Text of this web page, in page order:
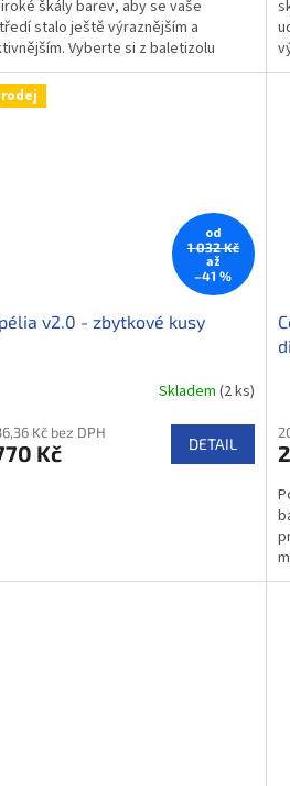
škály barev, aby se vaše
stalo ještě výraznějším a
Vyberte si z baletizolu
barvu, díky...
od
1 032 Kč
až
–41 %
v2.0 - zbytkové kusy
Skladem (2 ks)
Kč bez DPH
Kč DETAIL